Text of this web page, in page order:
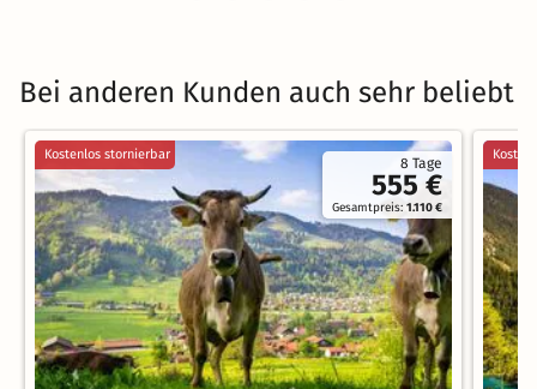
Bei anderen Kunden auch sehr beliebt
8 Tage
555 €
Gesamtpreis:1.110 €
Kostenlos stornierbar